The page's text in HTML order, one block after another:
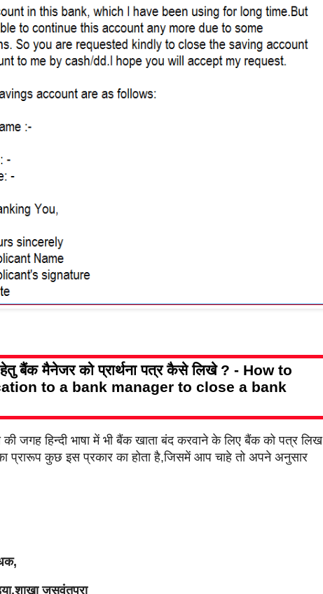
बैंक मैनेजर को प्रार्थना पत्र कैसे लिखे ? - How to
to a bank manager to close a bank
जगह हिन्दी भाषा में भी बैंक खाता बंद करवाने के लिए बैंक को पत्र लिख
प्रारूप कुछ इस प्रकार का होता है,जिसमें आप चाहे तो अपने अनुसार
जसवंतपुरा